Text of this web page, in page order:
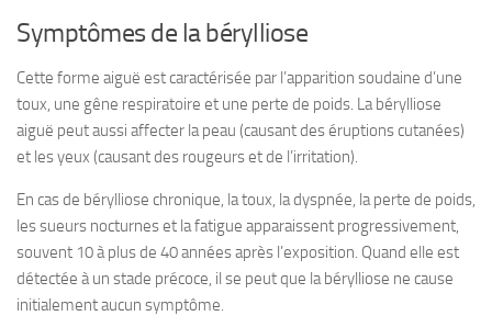
Symptômes de la bérylliose
Cette forme aiguë est caractérisée par l’apparition soudaine d’une
toux, une gêne respiratoire et une perte de poids. La bérylliose
aiguë peut aussi affecter la peau (causant des éruptions cutanées)
et les yeux (causant des rougeurs et de l’irritation).
En cas de bérylliose chronique, la toux, la dyspnée, la perte de poids,
les sueurs nocturnes et la fatigue apparaissent progressivement,
souvent 10 à plus de 40 années après l’exposition. Quand elle est
détectée à un stade précoce, il se peut que la bérylliose ne cause
initialement aucun symptôme.